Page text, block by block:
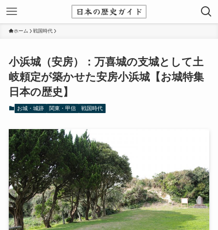
ホーム 戦国時代
小浜城（安房）：万喜城の支城として土
岐頼定が築かせた安房小浜城【お城特集
日本の歴史】
お城・城跡 関東・甲信 戦国時代